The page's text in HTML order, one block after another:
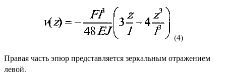
(4)
Правая часть эпюр представляется зеркальным отражением
левой.